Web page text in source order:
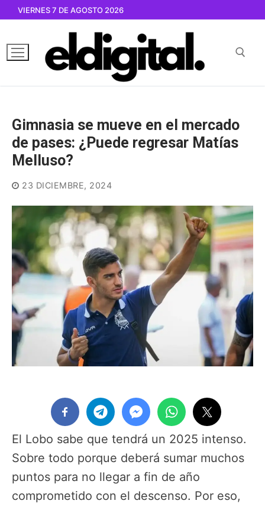
contenido
VIERNES 7 DE AGOSTO 2026
Gimnasia se mueve en el mercado
de pases: ¿Puede regresar Matías
Melluso?
23 DICIEMBRE, 2024
El Lobo sabe que tendrá un 2025 intenso.
Sobre todo porque deberá sumar muchos
puntos para no llegar a fin de año
comprometido con el descenso. Por eso,